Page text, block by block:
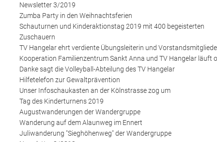
Newsletter 3/2019
Zumba Party in den Weihnachtsferien
Schauturnen und Kinderaktionstag 2019 mit 400 begeisterten
Zuschauern
TV Hangelar ehrt verdiente Übungsleiterin und
Kooperation Familienzentrum Sankt Anna und TV Hangelar läuft
Danke sagt die Volleyball-Abteilung des TV Hangelar
Hilfetelefon zur Gewaltprävention
Unser Infoschaukasten an der Kölnstrasse zog um
Tag des Kinderturnens 2019
Augustwanderungen der Wandergruppe
Wanderung auf dem Alaunweg im Ennert
Juliwanderung "Sieghöhenweg" der Wandergruppe